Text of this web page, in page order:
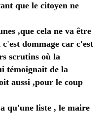
que le citoyen ne
,que cela ne va être
dommage car c'est
scrutins où la
témoignait de la
aussi ,pour le coup
qu'une liste , le maire